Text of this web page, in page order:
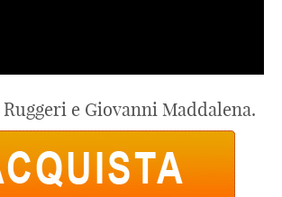
e Giovanni Maddalena.